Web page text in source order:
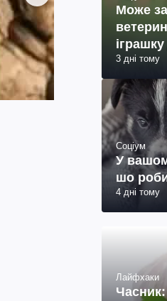
Може
3 дні тому
Соціум
У
шо
4 дні тому
Лайфхаки